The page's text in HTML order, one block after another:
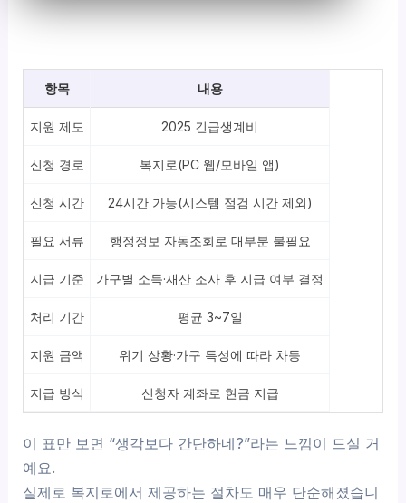
항목 내용
지원 제도 2025 긴급생계비
신청 경로 복지로(PC 웹/모바일 앱)
신청 시간 24시간 가능(시스템 점검 시간 제외)
필요 서류 행정정보 자동조회로 대부분 불필요
지급 기준 가구별 소득·재산 조사 후 지급 여부 결정
처리 기간 평균 3~7일
지원 금액 위기 상황·가구 특성에 따라 차등
지급 방식 신청자 계좌로 현금 지급
이 표만 보면 “생각보다 간단하네?”라는 느낌이 드실 거
예요.
실제로 복지로에서 제공하는 절차도 매우 단순해졌습니